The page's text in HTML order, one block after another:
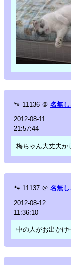
🐾 11136 ＠ 名無
2012-08-11
21:57:44
梅ちゃん大丈夫か
🐾 11137 ＠ 名無
2012-08-12
11:36:10
中の人がお出かけ